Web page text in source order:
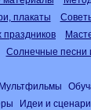
плакаты
праздников
Солнечные песни
Мультфильмы
Идеи и